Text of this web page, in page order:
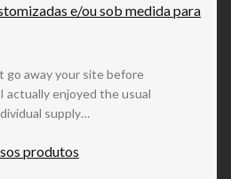
e/ou sob medida para
go away your site before
actually enjoyed the usual
supply…
produtos